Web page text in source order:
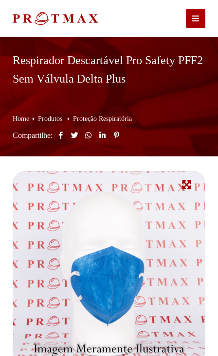
Respirador Descartável Pro Safety PFF2
Sem Válvula Delta Plus
Home Produtos Proteção Respiratória
Compartilhe: